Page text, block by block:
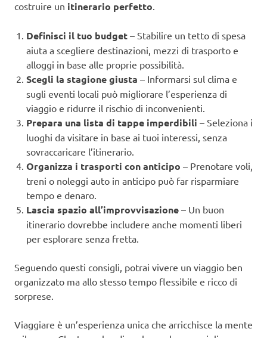
costruire un itinerario perfetto
Definisci il tuo budget – Stabilire un tetto di spesa
aiuta a scegliere destinazioni, mezzi di trasporto e
alloggi in base alle proprie possibilità.
Scegli la stagione giusta – Informarsi sul clima e
sugli eventi locali può migliorare l’esperienza di
viaggio e ridurre il rischio di inconvenienti.
Prepara una lista di tappe imperdibili – Seleziona i
luoghi da visitare in base ai tuoi interessi, senza
sovraccaricare l’itinerario.
Organizza i trasporti con anticipo – Prenotare voli,
treni o noleggi auto in anticipo può far risparmiare
tempo e denaro.
Lascia spazio all’improvvisazione – Un buon
itinerario dovrebbe includere anche momenti liberi
per esplorare senza fretta.
Seguendo questi consigli, potrai vivere un viaggio ben
organizzato ma allo stesso tempo flessibile e ricco di
sorprese.
Viaggiare è un’esperienza unica che arricchisce la mente